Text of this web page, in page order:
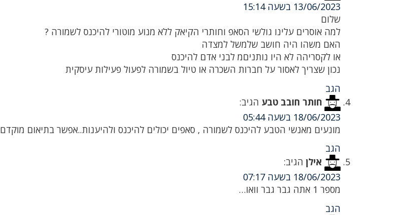
13/06/2023 בשעה 15:14
שלום
למה אוסרים עלינו גולשי הסאפ וחותרי הקיאק ללא מנוע מוטורי להיכנס לשמורה ?
האם משהו היה חושב שלמשל למצדה
או לקסריהה לא היו נותניםמ לבני אדם להיכנס
נכון שצריך לאסור על חברות השכרה או טיול בשמורה לפעול פעילות עיסקית
הגב
חותר חובב טבע הגיב:
18/06/2023 בשעה 05:44
מונעים מאנשי הטבע להיכנס לשמורה , סאפים יכולים להיכנס ולהיענות..אפשר בתיאום מוקדם
הגב
אילן הגיב:
18/06/2023 בשעה 07:17
מספר 1 אתה גבר גבר וואו…
הגב